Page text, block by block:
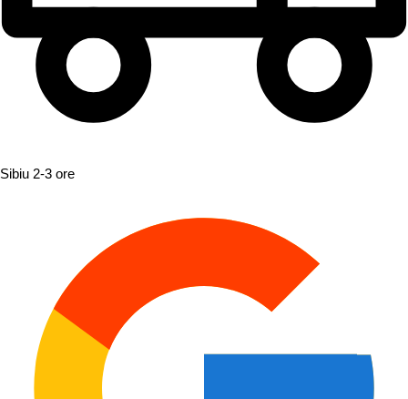
Sibiu 2-3 ore